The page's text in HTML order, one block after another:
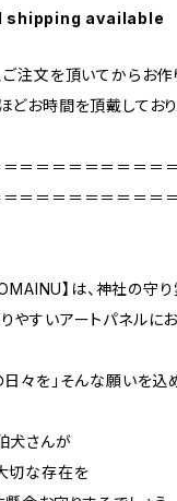
available
ご注文を頂いてからお
どお時間を頂戴してお
＝＝＝＝＝＝＝＝＝
＝＝＝＝＝＝＝＝＝
】は、神社の守
やすいアートパネルにお
日々を」そんな願いを
犬さんが
切な存在を